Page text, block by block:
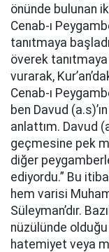
önünde bulunan
Cenab-ı
tanıtmaya
överek
vurarak,
Cenab-ı
ben Davud
anlattım. Davud
geçmesine pek
diğer
ediyordu.” Bu
hem varisi
Süleyman’dır.
nüzülünde
hatemiyet veya